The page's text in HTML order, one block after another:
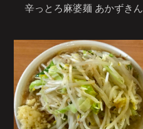
辛っとろ麻婆麺 あかずきん